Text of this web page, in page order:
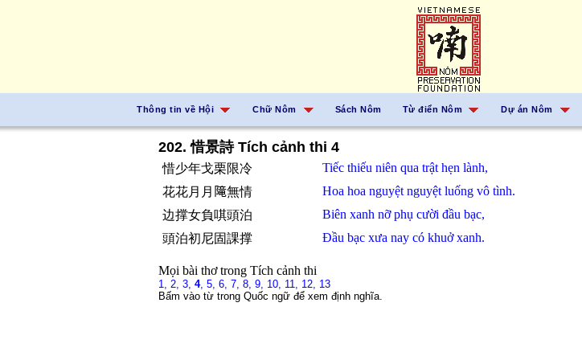
Thông tin về Hội Chữ Nôm Sách Nôm Từ điển Nôm Dự án Nôm
202. 惜景詩 Tích cảnh thi 4
惜少年戈栗限冷 Tiếc thiếu niên qua trật hẹn lành,
花花月月𨻫無情
Hoa hoa nguyệt nguyệt luống vô tình.
边撑女負唭頭泊
Biên xanh nỡphụ cười đầu bạc,
頭泊初尼固課撑
Đầu bạc xưa nay có khuởxanh.
Mọi bài thơ trong Tích cảnh thi
1, 2, 3, 4, 5, 6, 7, 8, 9, 10, 11, 12, 13
Bấm vào từ trong Quốc ngữ để xem định nghĩa.